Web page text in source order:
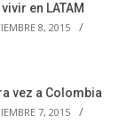
en LATAM
8, 2015
vez a Colombia
7, 2015